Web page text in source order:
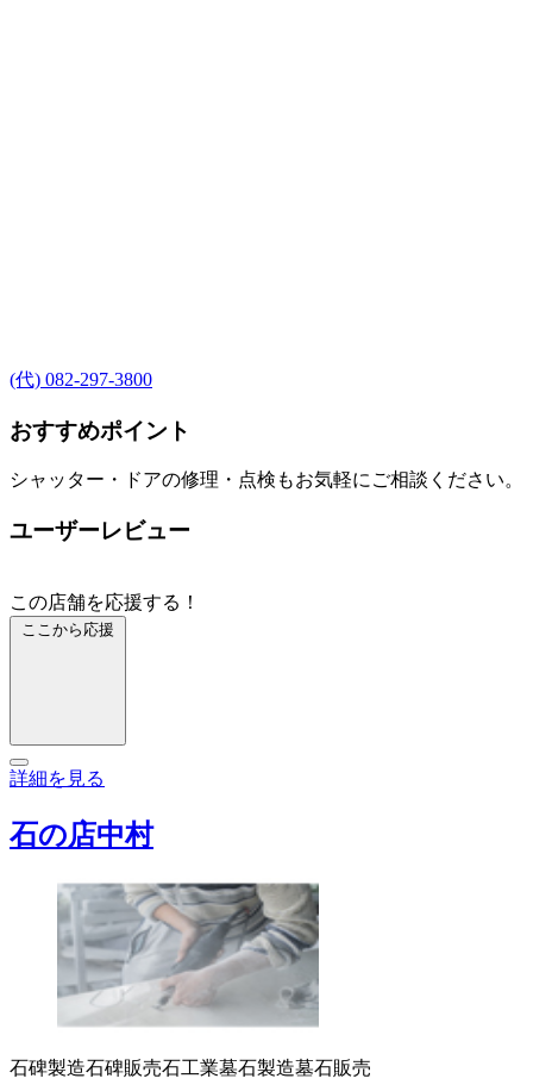
(代) 082-297-3800
おすすめポイント
シャッター・ドアの修理・点検もお気軽にご相談ください。
ユーザーレビュー
この店舗を応援する！
ここから応援
詳細を見る
石の店中村
石碑製造石碑販売石工業墓石製造墓石販売